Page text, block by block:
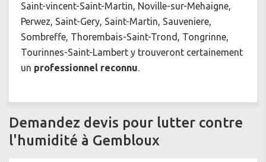
Saint-vincent-Saint-Martin, Noville-sur-Mehaigne,
Perwez, Saint-Gery, Saint-Martin, Sauveniere,
Sombreffe, Thorembais-Saint-Trond, Tongrinne,
Tourinnes-Saint-Lambert y trouveront certainement
un professionnel reconnu.
Demandez devis pour lutter contre
l'humidité à Gembloux